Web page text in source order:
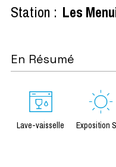
Station : Les
En Résumé
Lave-vaisselle Exposition